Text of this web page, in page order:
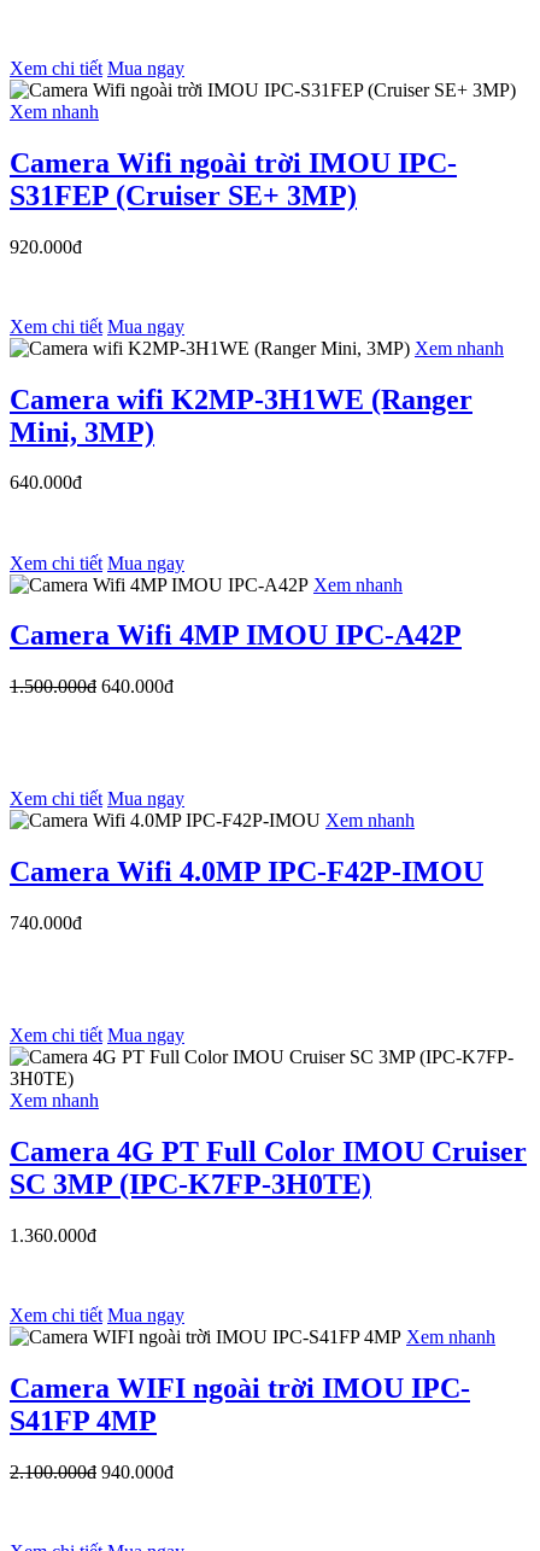
Xem chi tiết Mua ngay
Xem nhanh
Camera Wifi ngoài trời IMOU IPC-
S31FEP (Cruiser SE+ 3MP)
920.000đ
Xem chi tiết Mua ngay
Xem nhanh
Camera wifi K2MP-3H1WE (Ranger
Mini, 3MP)
640.000đ
Xem chi tiết Mua ngay
Xem nhanh
Camera Wifi 4MP IMOU IPC-A42P
1.500.000đ 640.000đ
Xem chi tiết Mua ngay
Xem nhanh
Camera Wifi 4.0MP IPC-F42P-IMOU
740.000đ
Xem chi tiết Mua ngay
Xem nhanh
Camera 4G PT Full Color IMOU Cruiser
SC 3MP (IPC-K7FP-3H0TE)
1.360.000đ
Xem chi tiết Mua ngay
Xem nhanh
Camera WIFI ngoài trời IMOU IPC-
S41FP 4MP
2.100.000đ 940.000đ